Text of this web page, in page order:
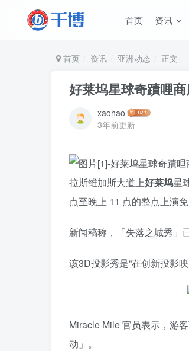
首页 资讯
首页 资讯 亚洲动态 正文
好莱坞星球奇蹟哩
xaohao
3年前更新
拉斯维加斯大道上好莱坞星
点至晚上 11 点的整点上演免
新闻稿称，「失落之城秀」
该3D投影秀是“在创新投影
Miracle Mile 官员表示，游
动」。